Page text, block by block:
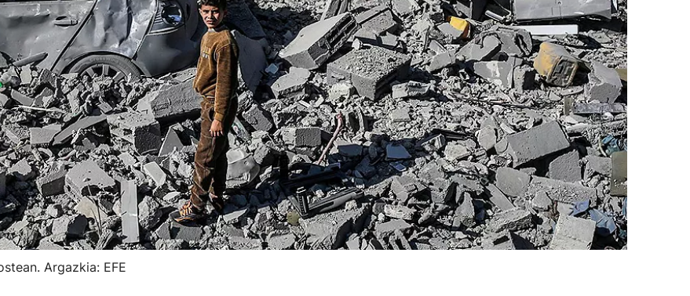
Argazkia: EFE